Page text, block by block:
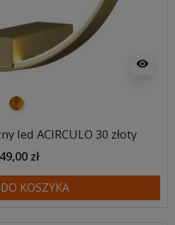
visibility
złoty
led ACIRCULO 30 złoty
zł
KOSZYKA